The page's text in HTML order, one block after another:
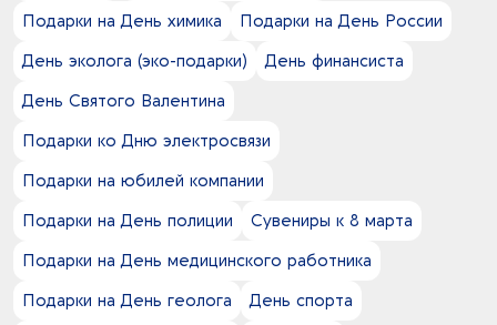
лаванда -
лазурный -
лиловый - фуксия
лимонный -
молочный -
морская волна -
металлик - натуральный
натуральный - прозрачный
бумага
бязь
вискоза
вискоза 5%
войлок
воск
вспененный полиуретан
гипс
Металлостикер
Орео (двусторонняя Уф-печать)
Открытки
Печать DTF
Печать DTG
Стикерпаки
Стикерпаки со смолой
Тампопечать
Подарки на День химика
Подарки на День России
День эколога (эко-подарки)
День финансиста
День Святого Валентина
Подарки ко Дню электросвязи
Подарки на юбилей компании
Подарки на День полиции
Сувениры к 8 марта
Подарки на День медицинского работника
Подарки на День геолога
День спорта